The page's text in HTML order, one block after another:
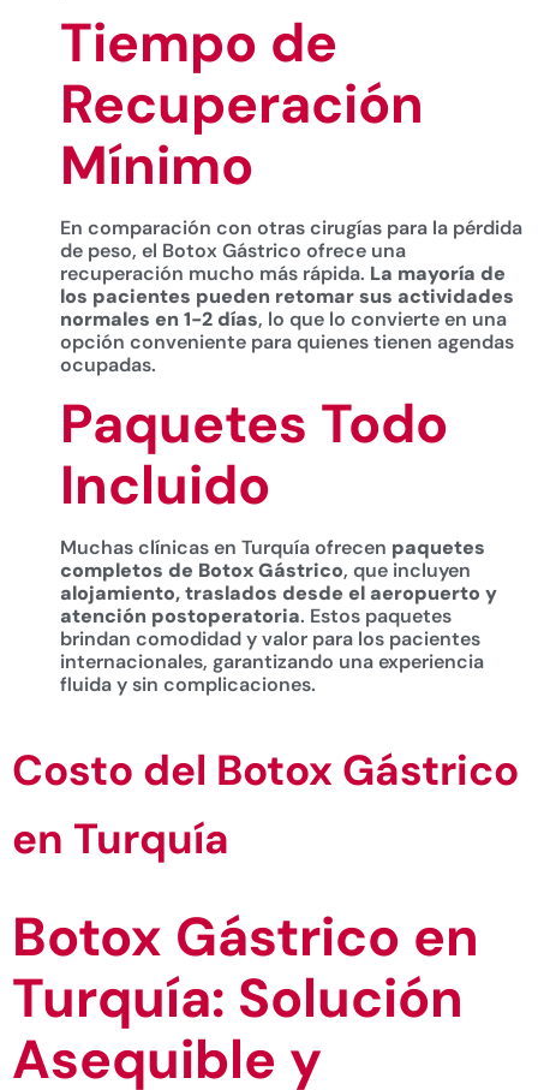
Tiempo de
Recuperación
Mínimo
En comparación con otras cirugías para la pérdida
de peso, el Botox Gástrico ofrece una
recuperación mucho más rápida. La mayoría de
los pacientes pueden retomar sus actividades
normales en 1-2 días, lo que lo convierte en una
opción conveniente para quienes tienen agendas
ocupadas.
Paquetes Todo
Incluido
Muchas clínicas en Turquía ofrecen paquetes
completos de Botox Gástrico, que incluyen
alojamiento, traslados desde el aeropuerto y
atención postoperatoria. Estos paquetes
brindan comodidad y valor para los pacientes
internacionales, garantizando una experiencia
fluida y sin complicaciones.
Costo del Botox Gástrico
en Turquía
Botox Gástrico en
Turquía: Solución
Asequible y